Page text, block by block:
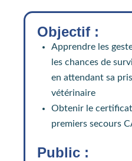
Objectif :
Apprendre les
les chances de
en attendant sa
vétérinaire
Obtenir le
premiers secours
Public :